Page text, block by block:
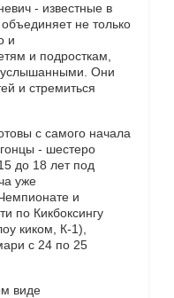
- известные в
не только
и
и подросткам,
услышанными. Они
и стремиться
с самого начала
- шестеро
до 18 лет под
уже
и
по Кикбоксингу
киком, К-1),
с 24 по 25
виде